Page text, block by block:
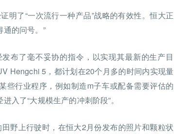
明了“一次流行一种产品”战略的有效性。恒大正
的问号。”
布了毫不妥协的指令，以实现其最新的生产目
Hengchi 5，都计划在20个月多的时间内实现量
些行业程序，例如制造m子车或配备需要评估的
入了“大规模生产的冲刺阶段”。
野上行驶时，在恒大2月份发布的照片​​和颗粒状